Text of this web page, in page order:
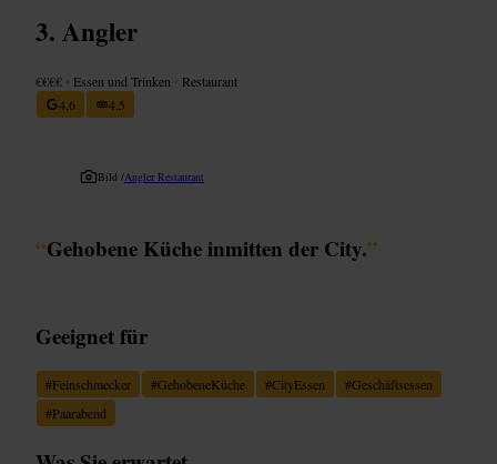
Angler
€€€€ • Essen und Trinken • Restaurant
4,6
4,5
Bild /Angler Restaurant
“Gehobene Küche inmitten der City.”
Geeignet für
#Feinschmecker #GehobeneKüche #CityEssen #Geschäftsessen
#Paarabend